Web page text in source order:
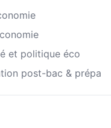
et politique éco
post-bac & prépa